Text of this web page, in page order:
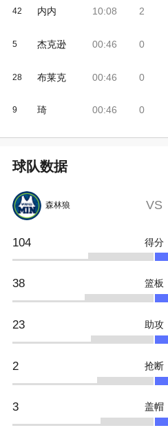
42 内内
5 杰克逊
28 布莱克
9 琦
10:08
00:46
00:46
00:46
2
0
0
0
球队数据
森林狼 VS
104 得分
38 篮板
23 助攻
2 抢断
3 盖帽